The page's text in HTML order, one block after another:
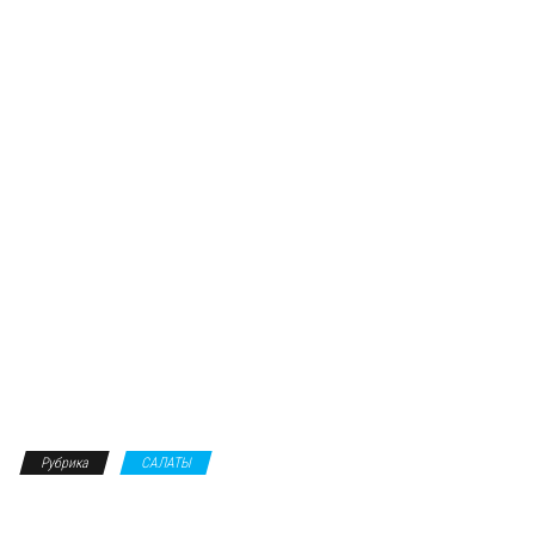
Рубрика САЛАТЫ